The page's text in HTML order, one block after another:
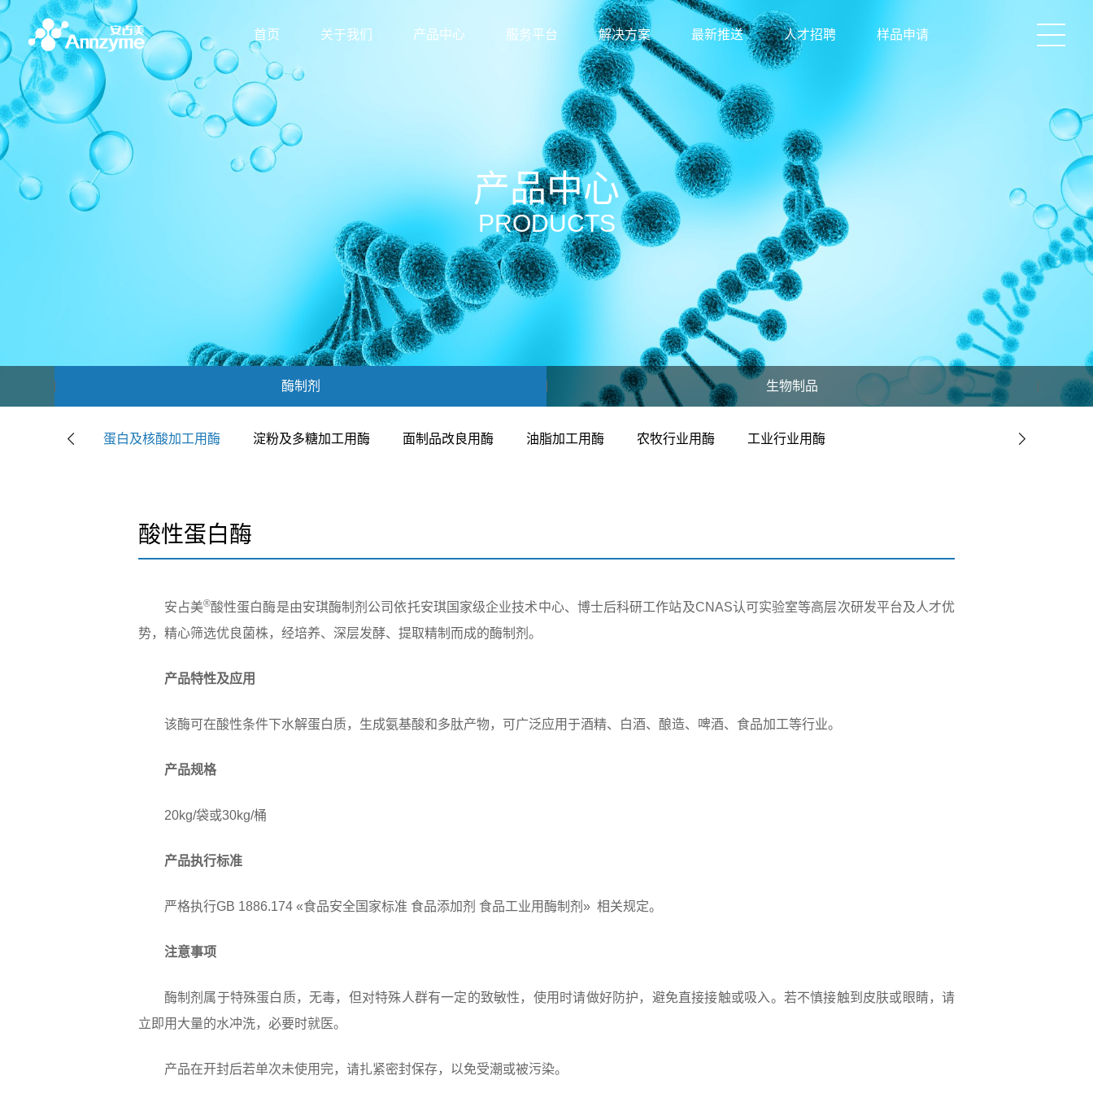
首页 关于我们 产品中心 服务平台 解决方案 最新推送 人才招聘 样品申请
产品中心
PRODUCTS
酶制剂 生物制品
蛋白及核酸加工用酶 淀粉及多糖加工用酶 面制品改良用酶 油脂加工用酶 农牧行业用酶 工业行业用酶
酸性蛋白酶
安占美®酸性蛋白酶是由安琪酶制剂公司依托安琪国家级企业技术中心、博士后科研工作站及CNAS认可实验室等高层次研发平台及人才优
势，精心筛选优良菌株，经培养、深层发酵、提取精制而成的酶制剂。
产品特性及应用
该酶可在酸性条件下水解蛋白质，生成氨基酸和多肽产物，可广泛应用于酒精、白酒、酿造、啤酒、食品加工等行业。
产品规格
20kg/袋或30kg/桶
产品执行标准
严格执行GB 1886.174 «食品安全国家标准 食品添加剂 食品工业用酶制剂» 相关规定。
注意事项
酶制剂属于特殊蛋白质，无毒，但对特殊人群有一定的致敏性，使用时请做好防护，避免直接接触或吸入。若不慎接触到皮肤或眼睛，请
立即用大量的水冲洗，必要时就医。
产品在开封后若单次未使用完，请扎紧密封保存，以免受潮或被污染。